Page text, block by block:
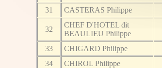
31
CASTERAS Philippe
32
CHEF D'HOTEL dit
BEAULIEU Philippe
33 CHIGARD Philippe
34
CHIROL Philippe